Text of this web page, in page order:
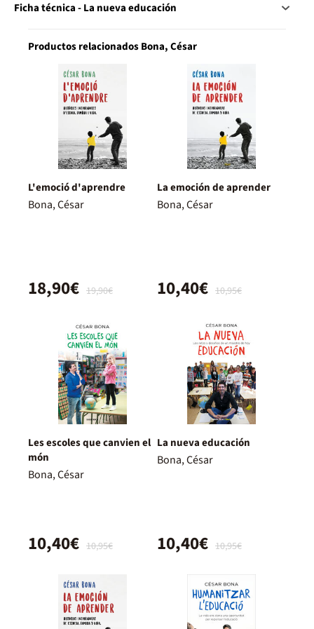
Ficha técnica - La nueva educación
Productos relacionados Bona, César
L'emoció d'aprendre
Bona, César
19,90€
18,90€
La emoción de aprender
Bona, César
10,95€
10,40€
Les escoles que canvien el
món
Bona, César
10,95€
10,40€
La nueva educación
Bona, César
10,95€
10,40€